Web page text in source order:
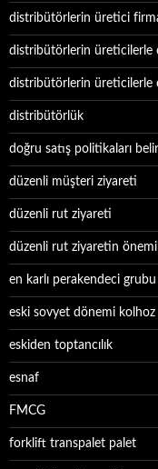
distribütörlerin üretici
distribütörlerin üreticilerle
distribütörlerin üreticilerle
distribütörlük
doğru satış politikaları
düzenli müşteri ziyareti
düzenli rut ziyareti
düzenli rut ziyaretin önemi
en karlı perakendeci grubu
eski sovyet dönemi kolhoz
eskiden toptancılık
esnaf
FMCG
forklift transpalet palet